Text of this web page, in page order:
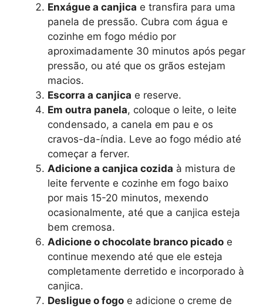
Enxágue a canjica e transfira para uma
panela de pressão. Cubra com água e
cozinhe em fogo médio por
aproximadamente 30 minutos após pegar
pressão, ou até que os grãos estejam
macios.
Escorra a canjica e reserve.
Em outra panela, coloque o leite, o leite
condensado, a canela em pau e os
cravos-da-índia. Leve ao fogo médio até
começar a ferver.
Adicione a canjica cozida à mistura de
leite fervente e cozinhe em fogo baixo
por mais 15-20 minutos, mexendo
ocasionalmente, até que a canjica esteja
bem cremosa.
Adicione o chocolate branco picado e
continue mexendo até que ele esteja
completamente derretido e incorporado à
canjica.
Desligue o fogo e adicione o creme de